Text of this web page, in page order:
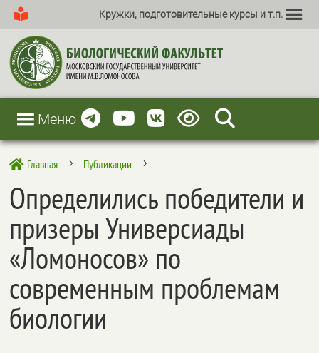
Кружки, подготовительные курсы и т.п.
Меню
 Главная 5 Публикации 5
Определились победители и
призеры Универсиады
«Ломоносов» по
современным проблемам
биологии